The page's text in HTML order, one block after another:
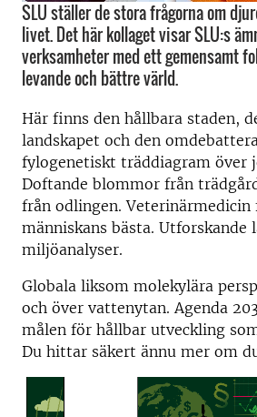
SLU ställer de stora frågorna om
livet. Det här kollaget visar SLU:s
verksamheter med ett gemensamt
levande och bättre värld.
Här finns den hållbara staden,
landskapet och den
fylogenetiskt träddiagram över
Doftande blommor från
från odlingen. Veterinärmedicin
människans bästa. Utforskande
miljöanalyser.
Globala liksom molekylära
och över vattenytan. Agenda
målen för hållbar utveckling
Du hittar säkert ännu mer om